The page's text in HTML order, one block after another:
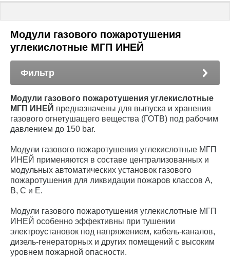
Главная
Модули газового пожаротушения
углекислотные МГП ИНЕЙ
Фильтр
Модули газового пожаротушения углекислотные
МГП ИНЕЙ предназначены для выпуска и хранения
газового огнетушащего вещества (ГОТВ) под рабочим
давлением до 150 bar.
Модули газового пожаротушения углекислотные МГП
ИНЕЙ применяются в составе централизованных и
модульных автоматических установок газового
пожаротушения для ликвидации пожаров классов А,
В, С и Е.
Модули газового пожаротушения углекислотные МГП
ИНЕЙ особенно эффективны при тушении
электроустановок под напряжением, кабель-каналов,
дизель-генераторных и других помещений с высоким
уровнем пожарной опасности.